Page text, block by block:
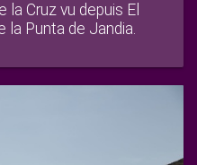
la Cruz vu depuis El
la Punta de Jandia.